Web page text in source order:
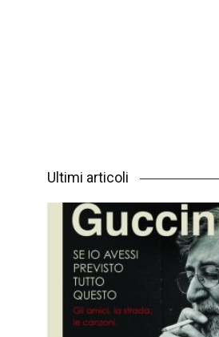
Ultimi articoli